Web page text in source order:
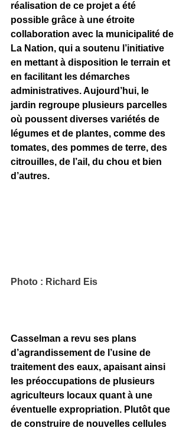
réalisation de ce projet a été
possible grâce à une étroite
collaboration avec la municipalité de
La Nation, qui a soutenu l’initiative
en mettant à disposition le terrain et
en facilitant les démarches
administratives. Aujourd’hui, le
jardin regroupe plusieurs parcelles
où poussent diverses variétés de
légumes et de plantes, comme des
tomates, des pommes de terre, des
citrouilles, de l’ail, du chou et bien
d’autres.
Photo : Richard Eis
Casselman a revu ses plans
d’agrandissement de l’usine de
traitement des eaux, apaisant ainsi
les préoccupations de plusieurs
agriculteurs locaux quant à une
éventuelle expropriation. Plutôt que
de construire de nouvelles cellules